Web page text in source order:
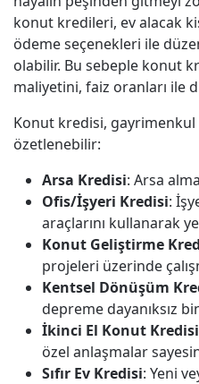
konut kredileri, ev alacak
ödeme seçenekleri ile
olabilir. Bu sebeple konut
maliyetini, faiz oranları ile
Konut kredisi, gayrimenkul
özetlenebilir:
Arsa Kredisi: Arsa
Ofis/İşyeri Kredisi:
araçlarını kullanarak
Konut Geliştirme
projeleri üzerinde
Kentsel Dönüşüm
depreme dayanıksız
İkinci El Konut Kredisi
özel anlaşmalar
Sıfır Ev Kredisi: Yeni